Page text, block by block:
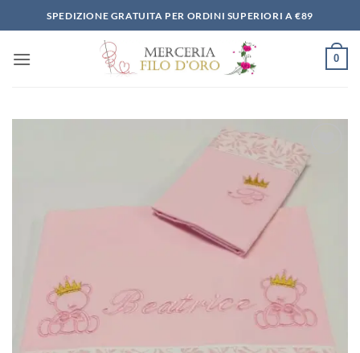
ai
SPEDIZIONE GRATUITA PER ORDINI SUPERIORI A €89
0
Aggiungi
alla lista